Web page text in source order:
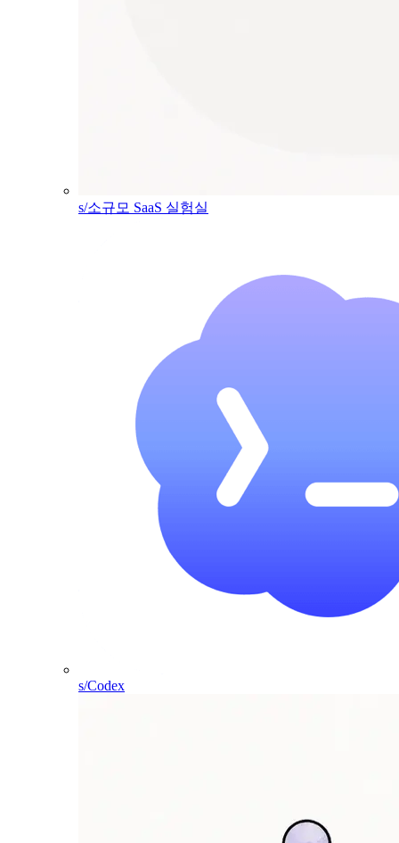
s/소규모 SaaS 실험실
s/Codex